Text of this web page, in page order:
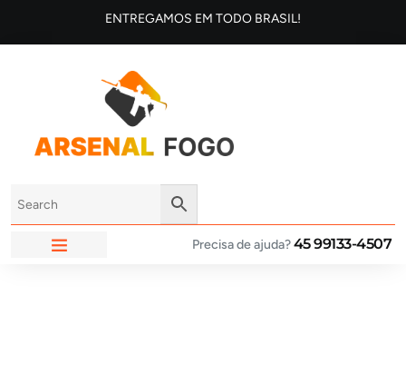
ENTREGAMOS EM TODO BRASIL!
Precisa de ajuda?45 99133-4507